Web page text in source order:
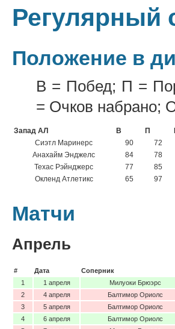
Регулярный
Положение в
В = Побед; П =
= Очков набрано;
Запад АЛ В П
Сиэтл Маринерс
90 72
Анахайм Энджелс
84 78
Техас Рэйнджерс
77 85
Окленд Атлетикс
65 97
Матчи
Апрель
# Дата Соперник
1
1 апреля Милуоки Брюэрс
2
4 апреля Балтимор Ориолс
3
5 апреля Балтимор Ориолс
4
6 апреля Балтимор Ориолс